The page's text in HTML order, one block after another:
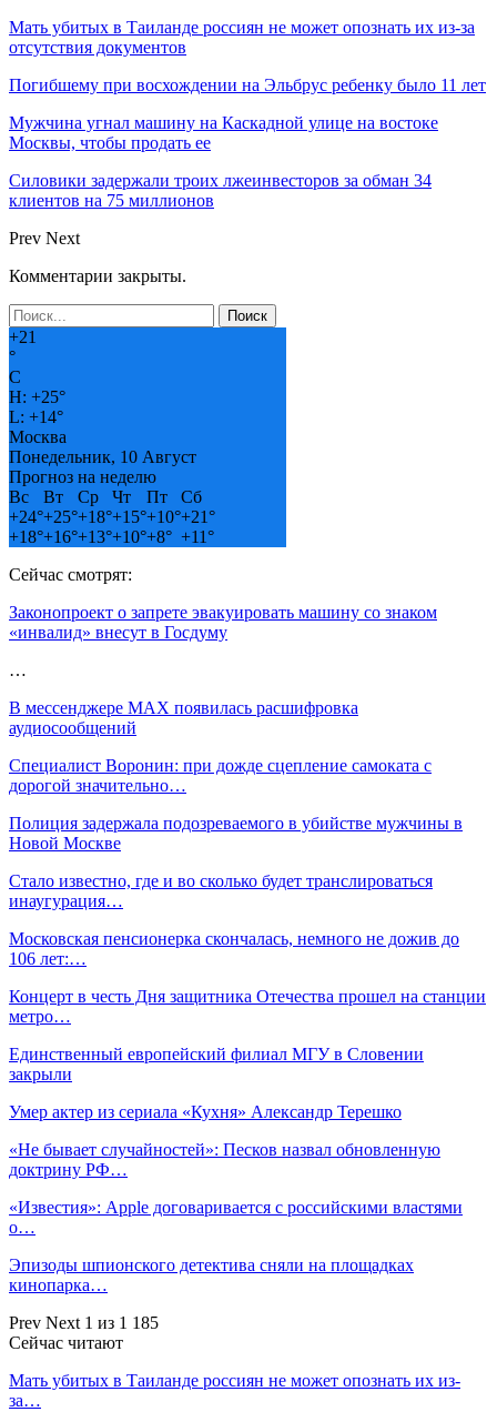
Мать убитых в Таиланде россиян не может опознать их из-за
отсутствия документов
Погибшему при восхождении на Эльбрус ребенку было 11 лет
Мужчина угнал машину на Каскадной улице на востоке
Москвы, чтобы продать ее
Силовики задержали троих лжеинвесторов за обман 34
клиентов на 75 миллионов
Prev Next
Комментарии закрыты.
+21
°
C
H: +25°
L: +14°
Москва
Понедельник, 10 Август
Прогноз на неделю
Вс
Вт Ср Чт Пт
Сб
+24°+25°+18°+15°+10°+21°
+18°+16°+13°+10°+8° +11°
Сейчас смотрят:
Законопроект о запрете эвакуировать машину со знаком
«инвалид» внесут в Госдуму
…
В мессенджере MAX появилась расшифровка
аудиосообщений
Специалист Воронин: при дожде сцепление самоката с
дорогой значительно…
Полиция задержала подозреваемого в убийстве мужчины в
Новой Москве
Стало известно, где и во сколько будет транслироваться
инаугурация…
Московская пенсионерка скончалась, немного не дожив до
106 лет:…
Концерт в честь Дня защитника Отечества прошел на станции
метро…
Единственный европейский филиал МГУ в Словении
закрыли
Умер актер из сериала «Кухня» Александр Терешко
«Не бывает случайностей»: Песков назвал обновленную
доктрину РФ…
«Известия»: Apple договаривается с российскими властями
о…
Эпизоды шпионского детектива сняли на площадках
кинопарка…
Prev Next 1 из 1 185
Сейчас читают
Мать убитых в Таиланде россиян не может опознать их из-
за…